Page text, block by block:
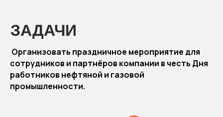
Организовать праздничное мероприятие для
сотрудников и партнёров компании в честь Дня
работников нефтяной и газовой
промышленности.